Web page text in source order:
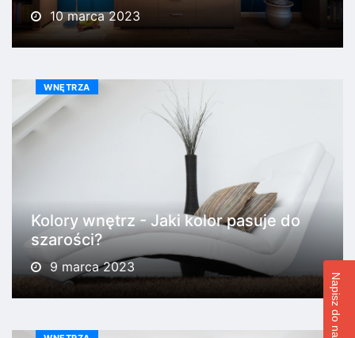
10 marca 2023
WNĘTRZA
Kolory wnętrz - Jaki kolor pasuje do
szarości?
9 marca 2023
Napisz do nas!